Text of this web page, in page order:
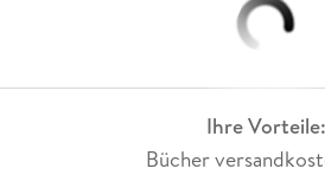
Ihre Vorteile:
Bücher